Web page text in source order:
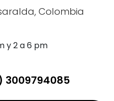
Colombia
y 2 a 6 pm
3009794085